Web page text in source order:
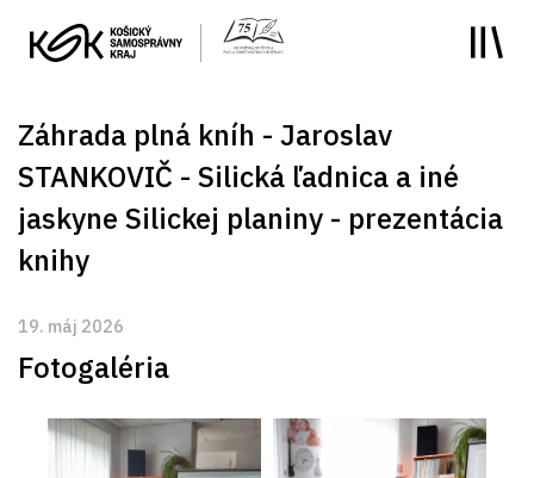
Záhrada plná kníh - Jaroslav
STANKOVIČ - Silická ľadnica a iné
jaskyne Silickej planiny - prezentácia
knihy
19. máj 2026
Fotogaléria